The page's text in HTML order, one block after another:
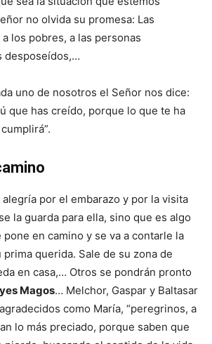
no olvida su promesa: Las
los pobres, a las personas
desposeídos,…
uno de nosotros el Señor nos dice:
que has creído, porque lo que te ha
por el embarazo y por la visita
la guarda para ella, sino que es algo
en camino y se va a contarle la
prima querida. Sale de su zona de
en casa,… Otros se pondrán pronto
Magos… Melchor, Gaspar y Baltasar
como María, “peregrinos, a
lo más preciado, porque saben que